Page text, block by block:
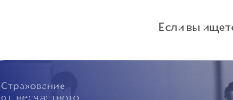
Если вы
Страхование
от несчастного